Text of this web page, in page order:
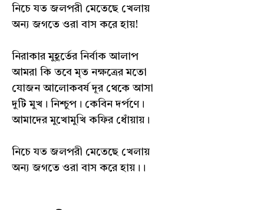
নিচে যত জলপরী মেতেছে খেলায়
অন্য জগতে ওরা বাস করে হায়!
নিরাকার মুহূর্তের নির্বাক আলাপ
আমরা কি তবে মৃত নক্ষত্রের মতো
যোজন আলোকবর্ষ দূর থেকে আসা
দুটি মুখ। নিশ্চুপ। কেবিন দর্পণে।
আমাদের মুখোমুখি কফির ধোঁয়ায়।
নিচে যত জলপরী মেতেছে খেলায়
অন্য জগতে ওরা বাস করে হায়।।